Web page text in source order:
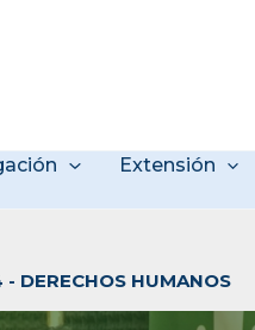
Extensión
- DERECHOS HUMANOS